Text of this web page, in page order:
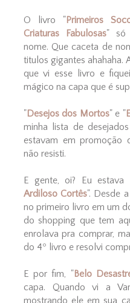
O livro "Primeiros
Criaturas Fabulosas" só
nome. Que caceta de
titulos gigantes ahahaha.
que vi esse livro e
mágico na capa que é
"Desejos dos Mortos" e "
minha lista de
estavam em promoção
não resisti.
E gente, oi? Eu
Ardiloso Cortês". Desde
no primeiro livro em um
do shopping que tem
enrolava pra comprar,
do 4º livro e resolvi
E por fim, "Belo
capa. Quando vi a
mostrando ele em sua